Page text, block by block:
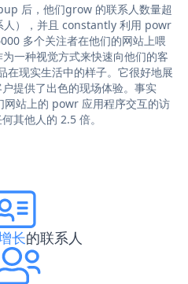
后，他们grow 的联系人数量超
人），并且 constantly 利用 powr
多个关注者在他们的网站上喂
一种视觉方式来快速向他们的客
现实生活中的样子。它很好地展
提供了出色的现场体验。事实
网站上的 powr 应用程序交互的访
其他人的 2.5 倍。
长的联系人